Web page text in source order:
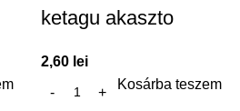
ketagu akaszto
2,60 lei
Kosárba teszem